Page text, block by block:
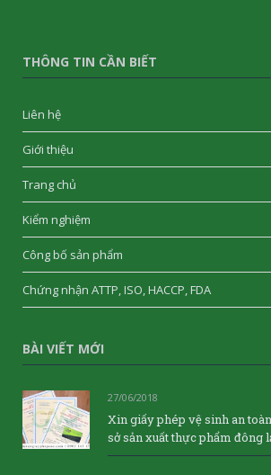
THÔNG TIN CẦN BIẾT
Liên hệ
Giới thiệu
Trang chủ
Kiểm nghiệm
Công bố sản phẩm
Chứng nhận ATTP, ISO, HACCP, FDA
BÀI VIẾT MỚI
27/06/2018
Xin giấy phép vệ sinh an
sở sản xuất thực phẩm đông